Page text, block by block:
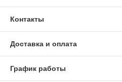
Контакты
Доставка и оплата
График работы